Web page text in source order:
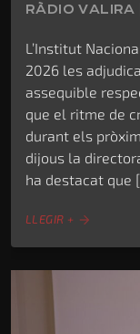
RÀDIO
L’Institut
2026 les
assequible
que el ritme de
durant els
dijous la
ha destacat que
LLEGIR + arrow_forward